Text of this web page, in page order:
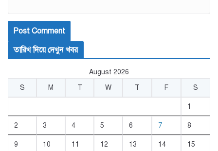
তারিখ দিয়ে দেখুন খবর
August 2026
S
M T W T F S
1
2 3 4 5 6 7 8
9 10 11 12 13 14 15